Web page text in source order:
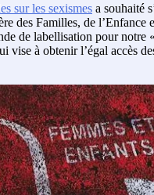
sur les sexismes a souhaité
des Familles, de l’Enfance
de labellisation pour notre
vise à obtenir l’égal accès